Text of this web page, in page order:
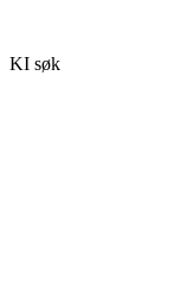
KI søk